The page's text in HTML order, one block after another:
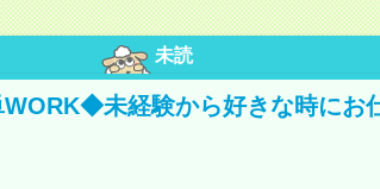
未読
未経験から好きな時にお